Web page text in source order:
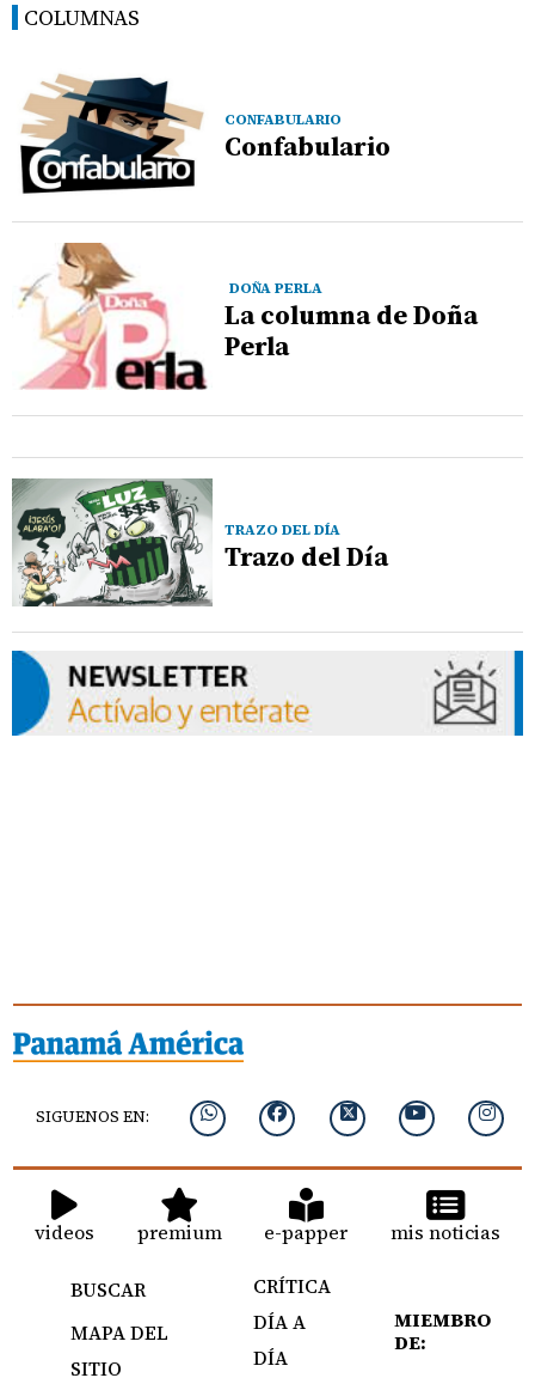
COLUMNAS
CONFABULARIO
Confabulario
DOÑA PERLA
La columna de Doña
Perla
TRAZO DEL DÍA
Trazo del Día
SIGUENOS EN:
videos premium e-papper mis noticias
BUSCAR
MAPA DEL
SITIO
CRÍTICA
DÍA A
DÍA
MIEMBRO
DE: